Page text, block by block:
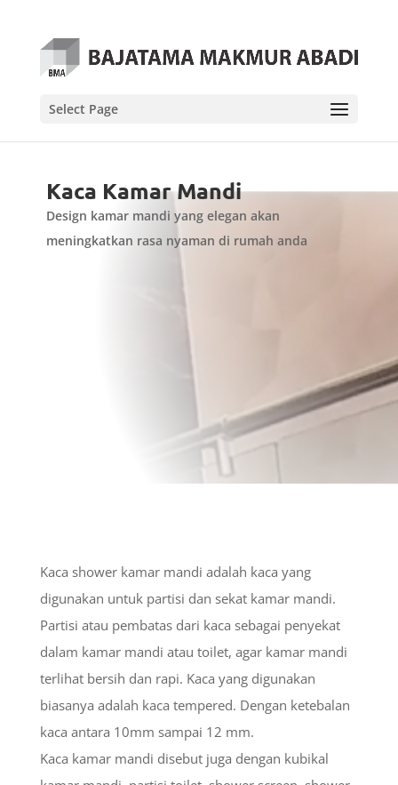
Select Page
Kaca Kamar Mandi
Design kamar mandi yang elegan akan
meningkatkan rasa nyaman di rumah anda
Kaca shower kamar mandi adalah kaca yang
digunakan untuk partisi dan sekat kamar mandi.
Partisi atau pembatas dari kaca sebagai penyekat
dalam kamar mandi atau toilet, agar kamar mandi
terlihat bersih dan rapi. Kaca yang digunakan
biasanya adalah kaca tempered. Dengan ketebalan
kaca antara 10mm sampai 12 mm.
Kaca kamar mandi disebut juga dengan kubikal